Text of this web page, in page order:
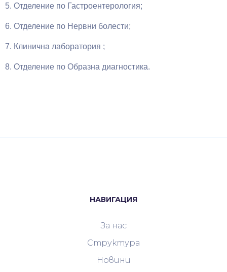
5. Отделение по Гастроентерология;
6. Отделение по Нервни болести;
7. Клинична лаборатория ;
8. Отделение по Образна диагностика.
НАВИГАЦИЯ
За нас
Структура
Новини